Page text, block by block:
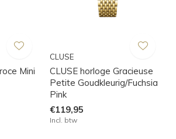
Mini
CLUSE
CLUSE horloge Gracieuse
Petite Goudkleurig/Fuchsia
Pink
€119,95
Incl. btw